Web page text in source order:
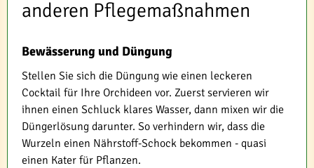
anderen Pflegemaßnahmen
Bewässerung und Düngung
Stellen Sie sich die Düngung wie einen leckeren
Cocktail für Ihre Orchideen vor. Zuerst servieren wir
ihnen einen Schluck klares Wasser, dann mixen wir die
Düngerlösung darunter. So verhindern wir, dass die
Wurzeln einen Nährstoff-Schock bekommen - quasi
einen Kater für Pflanzen.